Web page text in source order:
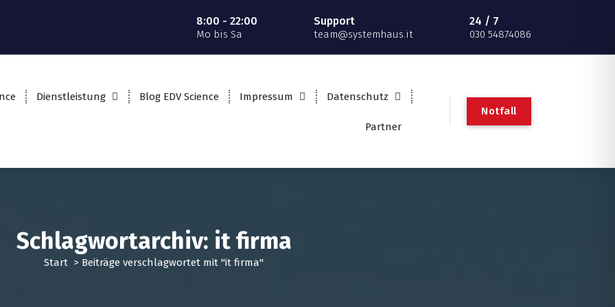
8:00 - 22:00
Mo bis Sa
Support
team@systemhaus.it
24 / 7
030 54874086
Dienstleistung Blog EDV Science Impressum Datenschutz
Partner
Notfall
Schlagwortarchiv: it firma
Start > Beiträge verschlagwortet mit "it firma"